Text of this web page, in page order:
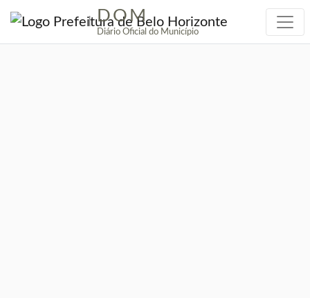
| DOM
Diário Oficial do Município